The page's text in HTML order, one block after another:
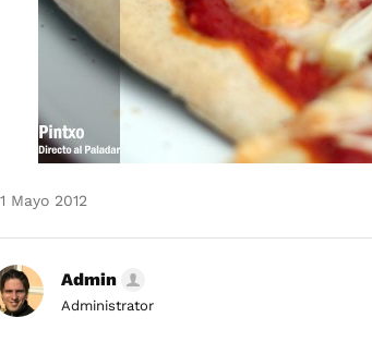
Mayo 2012
Admin
Administrator